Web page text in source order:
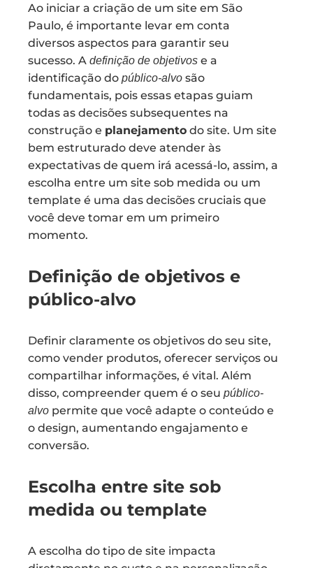
Ao iniciar a criação de um site em São
Paulo, é importante levar em conta
diversos aspectos para garantir seu
sucesso. A definição de objetivos e a
identificação do público-alvo são
fundamentais, pois essas etapas guiam
todas as decisões subsequentes na
construção e planejamento do site. Um site
bem estruturado deve atender às
expectativas de quem irá acessá-lo, assim, a
escolha entre um site sob medida ou um
template é uma das decisões cruciais que
você deve tomar em um primeiro
momento.
Definição de objetivos e
público-alvo
Definir claramente os objetivos do seu site,
como vender produtos, oferecer serviços ou
compartilhar informações, é vital. Além
disso, compreender quem é o seu público-
alvo permite que você adapte o conteúdo e
o design, aumentando engajamento e
conversão.
Escolha entre site sob
medida ou template
A escolha do tipo de site impacta